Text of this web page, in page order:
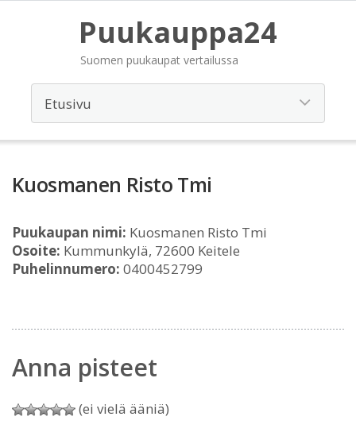
Puukauppa24
Suomen puukaupat vertailussa
Kuosmanen Risto Tmi
Puukaupan nimi: Kuosmanen Risto Tmi
Osoite: Kummunkylä, 72600 Keitele
Puhelinnumero: 0400452799
Anna pisteet
(ei vielä ääniä)